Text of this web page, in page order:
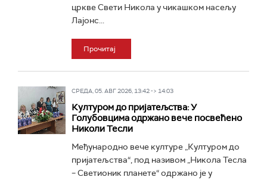
цркве Свети Никола у чикашком насељу
Лајонс...
Прочитај
СРЕДА, 05. АВГ 2026, 13:42 -> 14:03
Културом до пријатељства: У
Голубовцима одржано вече посвећено
Николи Тесли
Међународно вече културе „Културом до
пријатељства“, под називом „Никола Тесла
– Светионик планете“ одржано је у